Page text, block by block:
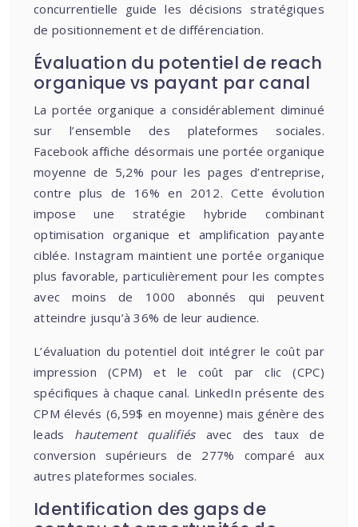
concurrentielle guide les décisions stratégiques
de positionnement et de différenciation.
Évaluation du potentiel de reach
organique vs payant par canal
La portée organique a considérablement diminué
sur l’ensemble des plateformes sociales.
Facebook affiche désormais une portée organique
moyenne de 5,2% pour les pages d’entreprise,
contre plus de 16% en 2012. Cette évolution
impose une stratégie hybride combinant
optimisation organique et amplification payante
ciblée. Instagram maintient une portée organique
plus favorable, particulièrement pour les comptes
avec moins de 1000 abonnés qui peuvent
atteindre jusqu’à 36% de leur audience.
L’évaluation du potentiel doit intégrer le coût par
impression (CPM) et le coût par clic (CPC)
spécifiques à chaque canal. LinkedIn présente des
CPM élevés (6,59$ en moyenne) mais génère des
leads hautement qualifiés avec des taux de
conversion supérieurs de 277% comparé aux
autres plateformes sociales.
Identification des gaps de